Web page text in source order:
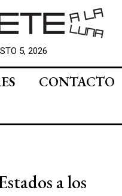
5, 2026
CONTACTO
a los